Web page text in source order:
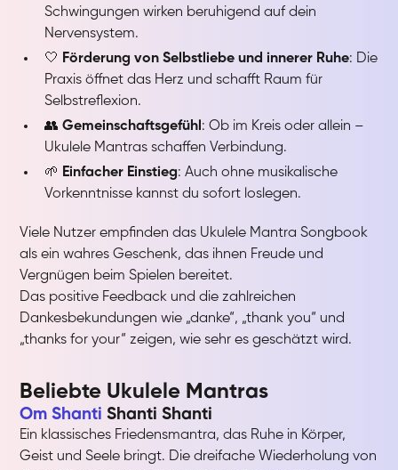
Schwingungen wirken beruhigend auf dein
Nervensystem.
🤍 Förderung von Selbstliebe und innerer Ruhe: Die
Praxis öffnet das Herz und schafft Raum für
Selbstreflexion.
👥Gemeinschaftsgefühl: Ob im Kreis oder allein –
Ukulele Mantras schaffen Verbindung.
🌱 Einfacher Einstieg: Auch ohne musikalische
Vorkenntnisse kannst du sofort loslegen.
Viele Nutzer empfinden das Ukulele Mantra Songbook
als ein wahres Geschenk, das ihnen Freude und
Vergnügen beim Spielen bereitet.
Das positive Feedback und die zahlreichen
Dankesbekundungen wie „danke“, „thank you“ und
„thanks for your“ zeigen, wie sehr es geschätzt wird.
Beliebte Ukulele Mantras
Om Shanti Shanti Shanti
Ein klassisches Friedensmantra, das Ruhe in Körper,
Geist und Seele bringt. Die dreifache Wiederholung von